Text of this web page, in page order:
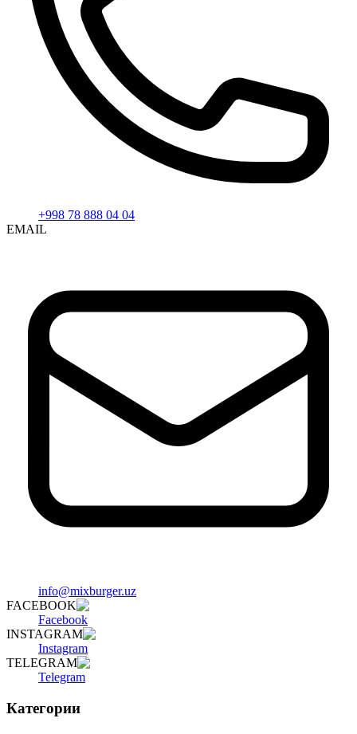
+998 78 888 04 04
EMAIL
info@mixburger.uz
FACEBOOK
Facebook
INSTAGRAM
Instagram
TELEGRAM
Telegram
Категории